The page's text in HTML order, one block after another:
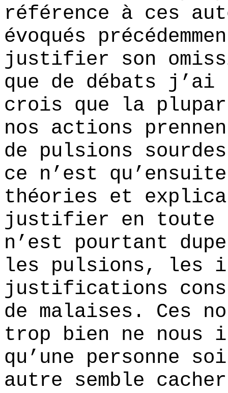
référence à ces
évoqués
justifier son
que de débats
crois que la
nos actions
de pulsions
ce n’est
théories et
justifier en toute
n’est pourtant
les pulsions, les
justifications
de malaises. Ces
trop bien ne nous
qu’une personne
autre semble